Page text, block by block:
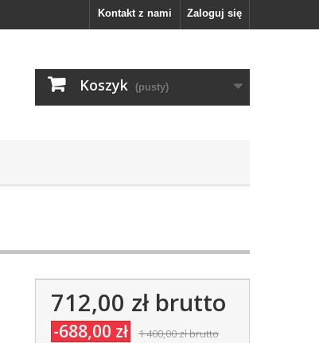
Zaloguj się
Kontakt z nami
Koszyk (pusty)
712,00 złbrutto
-688,00 zł 1 400,00 złbrutto